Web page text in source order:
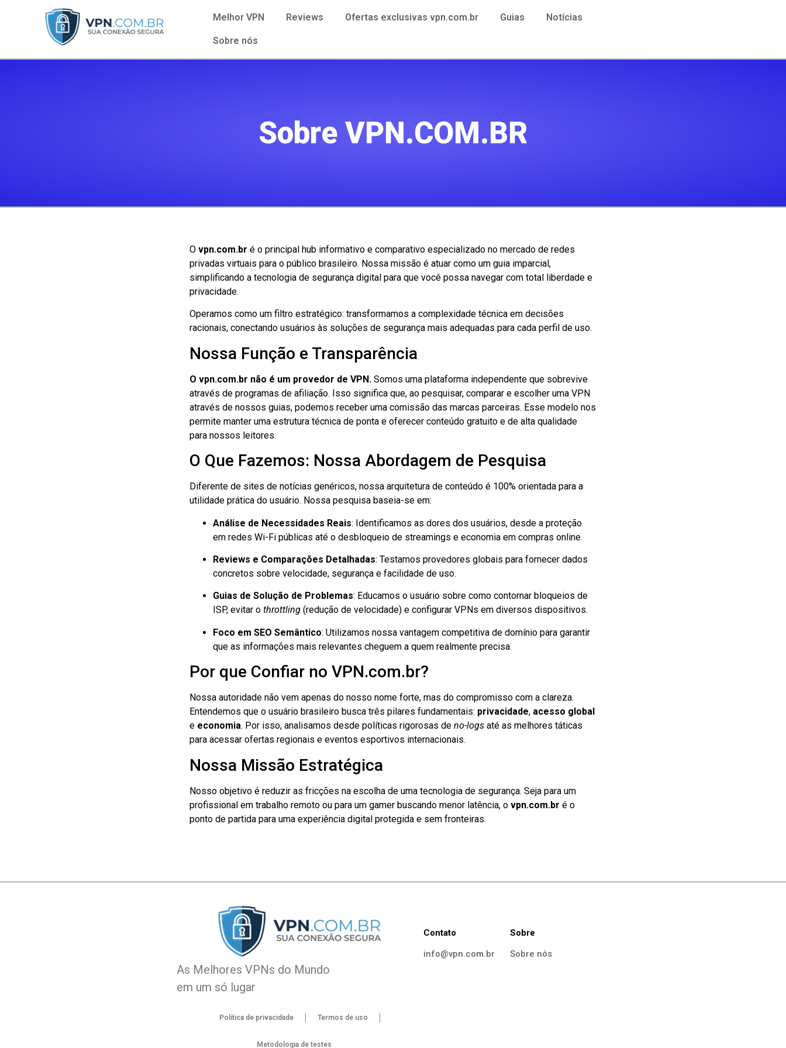
Melhor VPN Reviews Ofertas exclusivas vpn.com.br Guias Notícias
Sobre nós
Sobre VPN.COM.BR
Ovpn.com.br é o principal hub informativo e comparativo especializado no mercado de redes
privadas virtuais para o público brasileiro. Nossa missão é atuar como um guia imparcial,
simplificando a tecnologia de segurança digital para que você possa navegar com total liberdade e
privacidade.
Operamos como um filtro estratégico: transformamos a complexidade técnica em decisões
racionais, conectando usuários às soluções de segurança mais adequadas para cada perfil de uso.
Nossa Função e Transparência
O vpn.com.br não é um provedor de VPN. Somos uma plataforma independente que sobrevive
através de programas de afiliação. Isso significa que, ao pesquisar, comparar e escolher uma VPN
através de nossos guias, podemos receber uma comissão das marcas parceiras. Esse modelo nos
permite manter uma estrutura técnica de ponta e oferecer conteúdo gratuito e de alta qualidade
para nossos leitores.
O Que Fazemos: Nossa Abordagem de Pesquisa
Diferente de sites de notícias genéricos, nossa arquitetura de conteúdo é 100% orientada para a
utilidade prática do usuário. Nossa pesquisa baseia-se em:
Análise de Necessidades Reais: Identificamos as dores dos usuários, desde a proteção
em redes Wi-Fi públicas até o desbloqueio de streamings e economia em compras online.
Reviews e Comparações Detalhadas: Testamos provedores globais para fornecer dados
concretos sobre velocidade, segurança e facilidade de uso.
Guias de Solução de Problemas: Educamos o usuário sobre como contornar bloqueios de
ISP, evitar othrottling (redução de velocidade) e configurar VPNs em diversos dispositivos.
Foco em SEO Semântico: Utilizamos nossa vantagem competitiva de domínio para garantir
que as informações mais relevantes cheguem a quem realmente precisa.
Por que Confiar no VPN.com.br?
Nossa autoridade não vem apenas do nosso nome forte, mas do compromisso com a clareza.
Entendemos que o usuário brasileiro busca três pilares fundamentais: privacidade, acesso global
e economia. Por isso, analisamos desde políticas rigorosas deno-logs até as melhores táticas
para acessar ofertas regionais e eventos esportivos internacionais.
Nossa Missão Estratégica
Nosso objetivo é reduzir as fricções na escolha de uma tecnologia de segurança. Seja para um
profissional em trabalho remoto ou para um gamer buscando menor latência, ovpn.com.br é o
ponto de partida para uma experiência digital protegida e sem fronteiras.
As Melhores VPNs do Mundo
em um só lugar
Política de privacidade Termos de uso
Metodologia de testes
Contato
info@vpn.com.br
Sobre
Sobre nós